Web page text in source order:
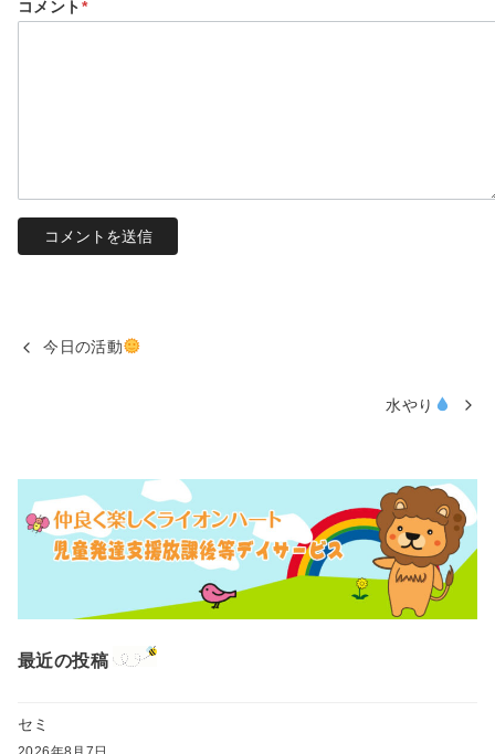
コメント*
今日の活動
水やり
最近の投稿
セミ
2026年8月7日